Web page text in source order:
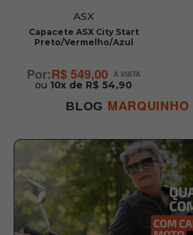
ASX
Capacete ASX City Start
Preto/Vermelho/Azul
R$ 549,00
ou 10x de R$ 54,90
BLOG MARQUINHO